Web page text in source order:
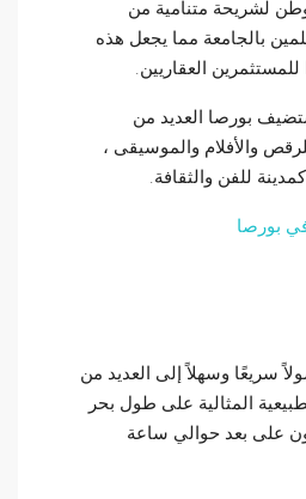
لشريحة متنامية من
بالجامعة مما يجعل هذه
للمستثمرين العقاريين.
بورصا العديد من
والأفلام والموسيقى ،
للفن والثقافة.
بورصا
سريعًا وسهلاً إلى العديد من
المثالية على طول بحر
على بعد حوالي ساعة